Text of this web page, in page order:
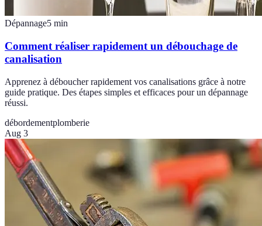
Dépannage5 min
Comment réaliser rapidement un débouchage de
canalisation
Apprenez à déboucher rapidement vos canalisations grâce à notre
guide pratique. Des étapes simples et efficaces pour un dépannage
réussi.
débordementplomberie
Aug 3